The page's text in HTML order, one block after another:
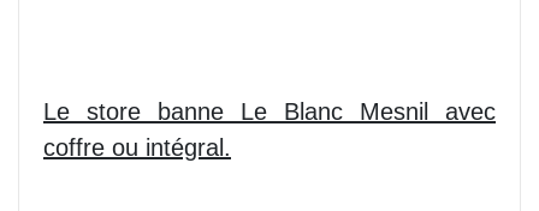
Le store banne Le Blanc Mesnil avec
coffre ou intégral.